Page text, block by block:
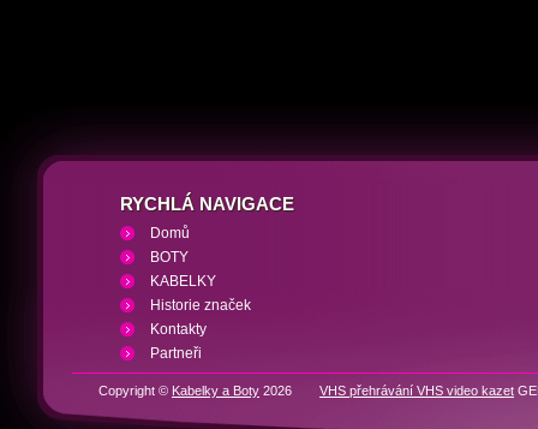
RYCHLÁ NAVIGACE
Domů
BOTY
KABELKY
Historie značek
Kontakty
Partneři
Copyright © Kabelky a Boty 2026 VHS přehrávání VHS video kazet